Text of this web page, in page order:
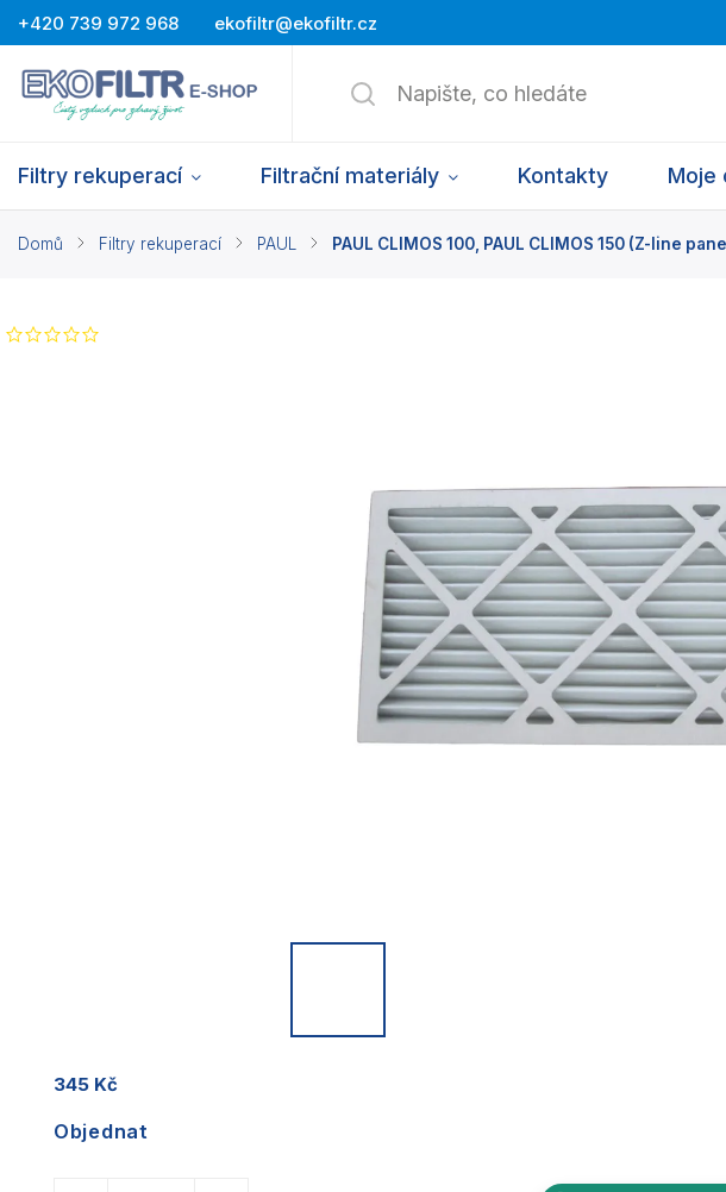
+420 739 972 968 ekofiltr@ekofiltr.cz
Filtry rekuperací Filtrační materiály Kontakty Moje
Domů / Filtry rekuperací / PAUL / PAUL CLIMOS 100, PAUL CLIMOS 150 (Z-line
345 Kč
Objednat